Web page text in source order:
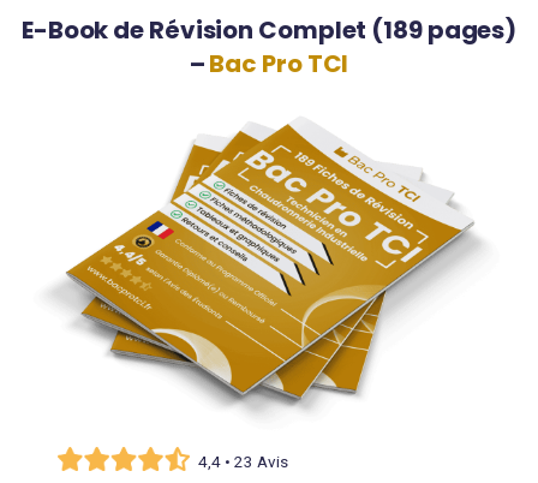
E-Book de Révision Complet (189 pages)
–Bac Pro TCI
4,4 • 23 Avis